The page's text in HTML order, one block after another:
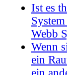
Ist es
Webb
Wenn
ein